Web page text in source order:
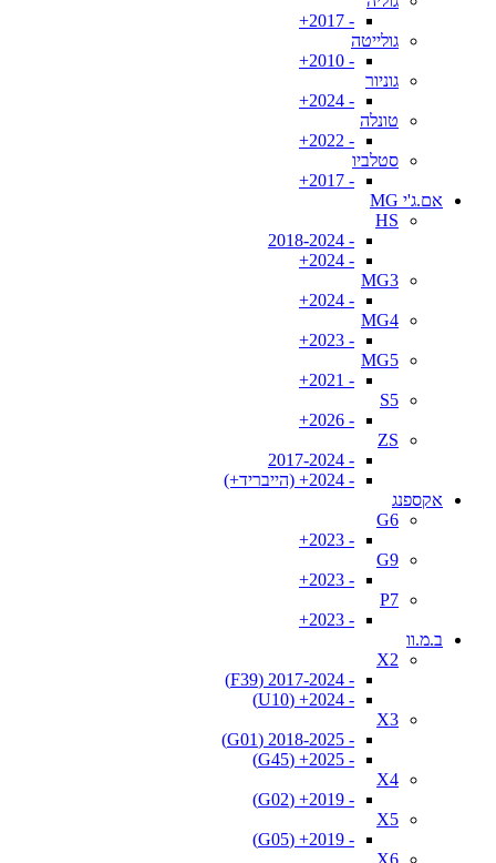
- 2017+
גולייטה
- 2010+
גוניור
- 2024+
טונלה
- 2022+
סטלביו
- 2017+
אם.ג'י MG
HS
- 2018-2024
- 2024+
MG3
- 2024+
MG4
- 2023+
MG5
- 2021+
S5
- 2026+
ZS
- 2017-2024
- 2024+ (הייבריד+)
אקספנג
G6
- 2023+
G9
- 2023+
P7
- 2023+
ב.מ.וו
X2
- 2017-2024 (F39)
- 2024+ (U10)
X3
- 2018-2025 (G01)
- 2025+ (G45)
X4
- 2019+ (G02)
X5
- 2019+ (G05)
X6